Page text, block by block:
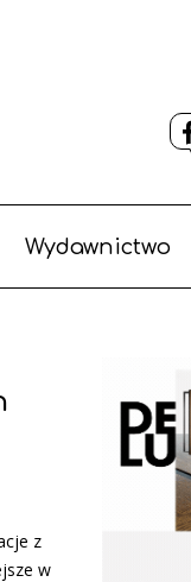
Wydawnictwo
z
w